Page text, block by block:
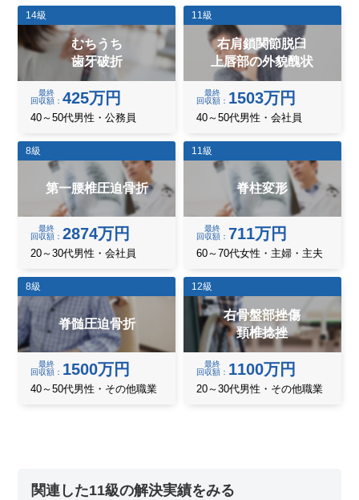
14級
むちうち
歯牙破折
最終
回収額
425万円
40～50代男性・公務員
11級
右肩鎖関節脱臼
上唇部の外貌醜状
最終
回収額
1503万円
40～50代男性・会社員
8級
第一腰椎圧迫骨折
最終
回収額
2874万円
20～30代男性・会社員
11級
脊柱変形
最終
回収額
711万円
60～70代女性・主婦・主夫
8級
脊髄圧迫骨折
最終
回収額
1500万円
40～50代男性・その他職業
12級
右骨盤部挫傷
頚椎捻挫
最終
回収額
1100万円
20～30代男性・その他職業
関連した11級の解決実績をみる